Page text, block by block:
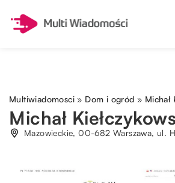
Multiwiadomosci » Dom i ogród » Michał
Michał
Mazowieckie, 00-682 Warszawa, ul.